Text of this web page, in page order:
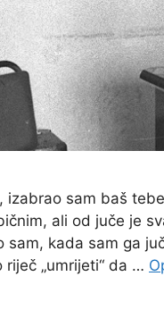
izabrao sam baš
ali od juče je
sam, kada sam ga
riječ „umrijeti“ da …